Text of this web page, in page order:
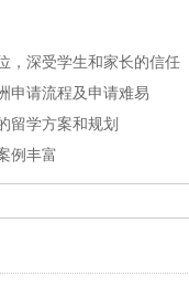
，深受学生和家长的信任
申请流程及申请难易
留学方案和规划
例丰富